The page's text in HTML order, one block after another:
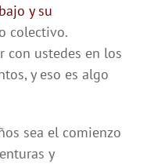
y su
colectivo.
con ustedes en los
y eso es algo
sea el comienzo
y